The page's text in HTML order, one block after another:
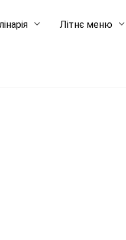
Літнє меню